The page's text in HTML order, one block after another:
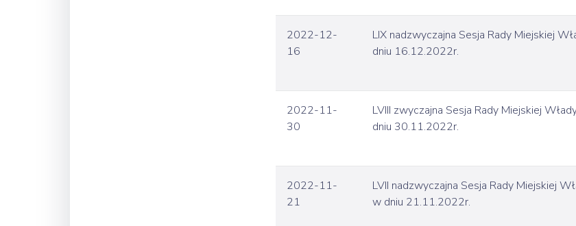
2022-12-
16
LIX nadzwyczajna Sesja Rady Miejskiej
dniu 16.12.2022r.
2022-11-
30
LVIII zwyczajna Sesja Rady Miejskiej
dniu 30.11.2022r.
2022-11-
21
LVII nadzwyczajna Sesja Rady Miejskiej
w dniu 21.11.2022r.